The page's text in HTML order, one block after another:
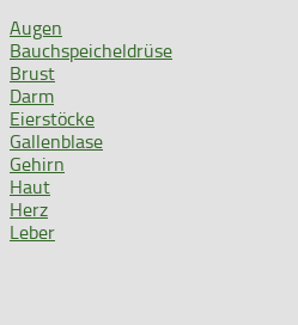
Augen
Bauchspeicheldrüse
Brust
Darm
Eierstöcke
Gallenblase
Gehirn
Haut
Herz
Leber